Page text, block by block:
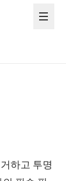
하고 투명